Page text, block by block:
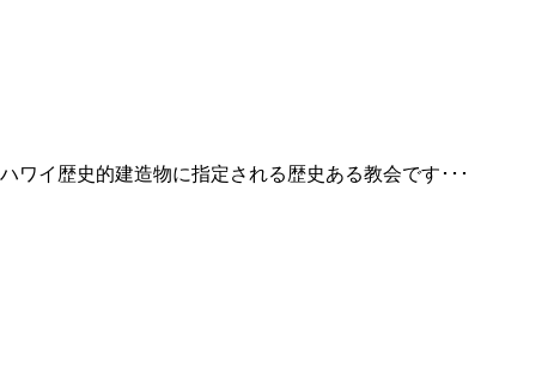
ワイ歴史的建造物に指定される歴史ある教会です･･･